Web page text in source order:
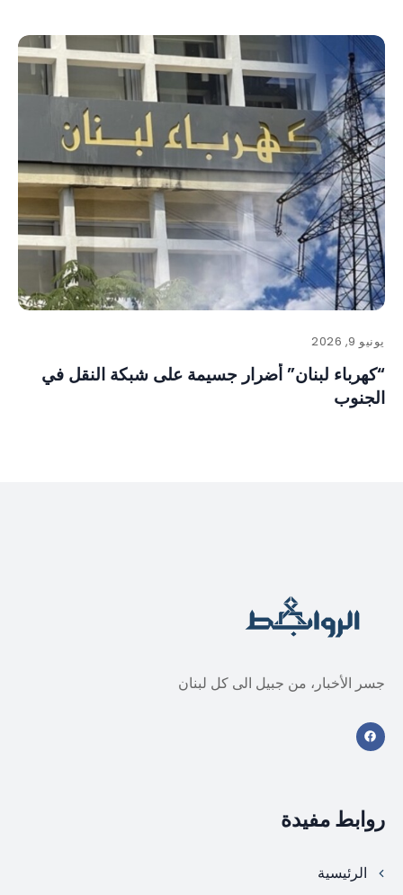
يونيو 9, 2026
“كهرباء لبنان” أضرار جسيمة على شبكة النقل في
الجنوب
جسر الأخبار، من جبيل الى كل لبنان
روابط مفيدة
الرئيسية